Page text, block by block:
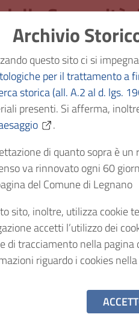
Archivio
questo sito ci si
per il trattamento a
storica (all. A.2 al d. lgs.
presenti. Si afferma,
.
di quanto sopra è
va rinnovato ogni 60
del Comune di Legnano
sito, inoltre, utilizza cookie
accetti l’utilizzo dei
di tracciamento nella pagina
riguardo i cookies
Comunità
Classificazione
Estr. Cronologici
Cod. Identificativo
Consistenza
Diritto d'accesso
Archivio